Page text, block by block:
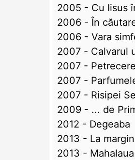
2005 - Cu Iisus
2006 - În
2006 - Vara
2007 - Calvarul
2007 -
2007 -
2007 - Risipei
2009 - ... de
2012 - Degeaba
2013 - La
2013 -